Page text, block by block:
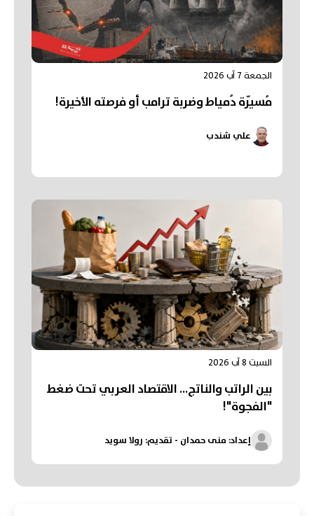
الجمعة 7 آب 2026
مُسيّرة دُمياط وضربة ترامب أو فرصته الأخيرة!
علي شندب
السبت 8 آب 2026
بين الراتب والناتج… الاقتصاد العربي تحت ضغط
"الفجوة"!
إعداد: منى حمدان - تقديم: رولا سويد